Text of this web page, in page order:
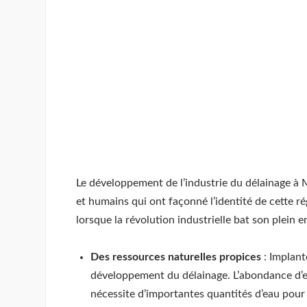
Le développement de l’industrie du délainage
et humains qui ont façonné l’identité de cette
lorsque la révolution industrielle bat son plein
Des ressources naturelles propices :
développement du délainage. L’abondance
nécessite d’importantes quantités d’eau